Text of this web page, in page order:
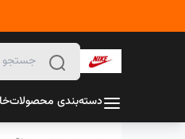
دسته‌بندی محصولات